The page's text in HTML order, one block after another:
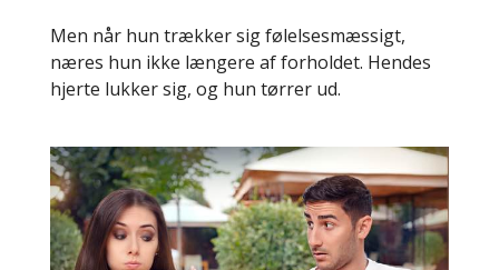
Men når hun trækker sig følelsesmæssigt,
næres hun ikke længere af forholdet. Hendes
hjerte lukker sig, og hun tørrer ud.